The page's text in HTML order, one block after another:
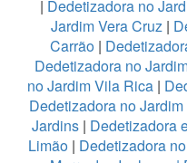
| Dedetizadora no
Jardim Vera Cruz|
Carrão |
Dedetizadora no
no Jardim Vila Rica |
Dedetizadora no
Jardins | Dedetizadora
Limão| Dedetizadora